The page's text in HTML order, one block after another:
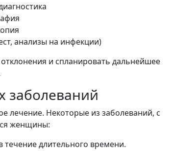
анализы на инфекции)
и спланировать дальнейшее
заболеваний
лечение. Некоторые из заболеваний, с
женщины:
течение длительного времени.